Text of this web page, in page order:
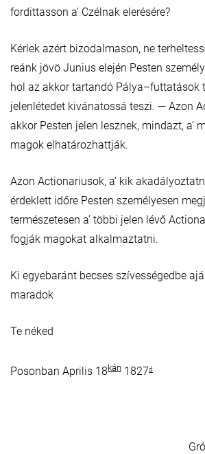
fordittasson a’ Czélnak elerésére?
Kérlek azért bizodalmason, ne
reánk jövö Junius elején Pesten
hol az akkor tartandó Pálya–futtatások
jelenlétedet kivánatossá teszi. — Azon
akkor Pesten jelen lesznek, mindazt, a’
magok elhatározhattják.
Azon Actionariusok, a’ kik
érdeklett időre Pesten személyesen
természetesen a’ többi jelen lévő
fogják magokat alkalmaztatni.
Ki egyebaránt becses szívességedbe
maradok
Te néked
Posonban Aprilis 18kán 1827d